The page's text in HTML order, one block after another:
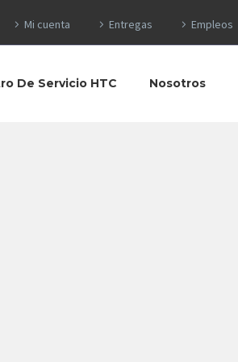
Mi cuenta Entregas Empleos
De Servicio HTC Nosotros